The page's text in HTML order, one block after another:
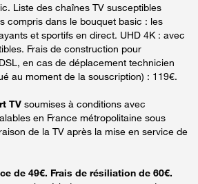
Liste des chaînes TV susceptibles
compris dans le bouquet basic : les
et sportifs en direct. UHD 4K : avec
Frais de construction pour
en cas de déplacement technicien
au moment de la souscription) : 119€.
TV soumises à conditions avec
en France métropolitaine sous
de la TV après la mise en service de
de 49€. Frais de résiliation de 60€.